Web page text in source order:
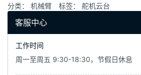
分类： 机械臂 标签： 舵机云台
客服中心
工作时间
周一至周五 9:30-18:30，节假日休息